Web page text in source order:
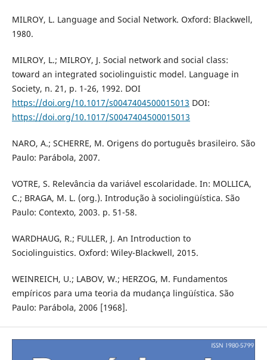
MILROY, L. Language and Social Network. Oxford: Blackwell,
1980.
MILROY, L.; MILROY, J. Social network and social class:
toward an integrated sociolinguistic model. Language in
Society, n. 21, p. 1-26, 1992. DOI
https://doi.org/10.1017/s0047404500015013 DOI:
https://doi.org/10.1017/S0047404500015013
NARO, A.; SCHERRE, M. Origens do português brasileiro. São
Paulo: Parábola, 2007.
VOTRE, S. Relevância da variável escolaridade. In: MOLLICA,
C.; BRAGA, M. L. (org.). Introdução à sociolingüística. São
Paulo: Contexto, 2003. p. 51-58.
WARDHAUG, R.; FULLER, J. An Introduction to
Sociolinguistics. Oxford: Wiley-Blackwell, 2015.
WEINREICH, U.; LABOV, W.; HERZOG, M. Fundamentos
empíricos para uma teoria da mudança lingüística. São
Paulo: Parábola, 2006 [1968].